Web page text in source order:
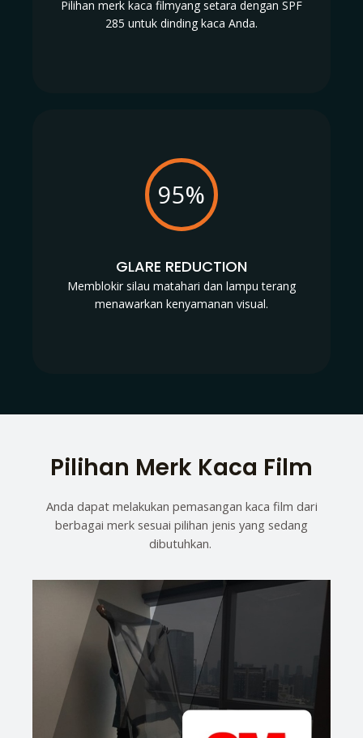
Pilihan merk kaca filmyang setara dengan SPF
285 untuk dinding kaca Anda.
95%
GLARE REDUCTION
Memblokir silau matahari dan lampu terang
menawarkan kenyamanan visual.
Pilihan Merk Kaca Film
Anda dapat melakukan pemasangan kaca film dari
berbagai merk sesuai pilihan jenis yang sedang
dibutuhkan.